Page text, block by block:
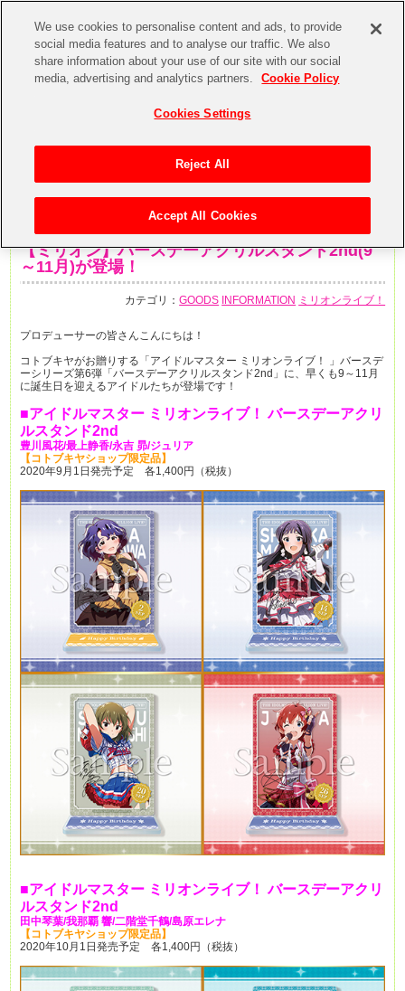
【ミリオン】バースデーアクリルスタンド2nd(9
～11月)が登場！
カテゴリ：GOODS INFORMATION ミリオンライブ！
プロデューサーの皆さんこんにちは！
コトブキヤがお贈りする「アイドルマスター ミリオンライブ！ 」バースデ
ーシリーズ第6弾「バースデーアクリルスタンド2nd」に、早くも9～11月
に誕生日を迎えるアイドルたちが登場です！
■アイドルマスター ミリオンライブ！バースデーアクリ
ルスタンド2nd
豊川風花/最上静香/永吉 昴/ジュリア
【コトブキヤショップ限定品】
2020年9月1日発売予定 各1,400円（税抜）
■アイドルマスター ミリオンライブ！バースデーアクリ
ルスタンド2nd
田中琴葉/我那覇 響/二階堂千鶴/島原エレナ
【コトブキヤショップ限定品】
2020年10月1日発売予定 各1,400円（税抜）
We use cookies to personalise content and ads, to provide
social media features and to analyse our traffic. We also
share information about your use of our site with our social
media, advertising and analytics partners.
Cookie Policy
Cookies Settings
Reject All
Accept All Cookies